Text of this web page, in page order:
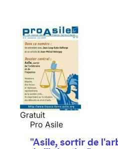
Gratuit
Pro Asile
"Asile, sortir de